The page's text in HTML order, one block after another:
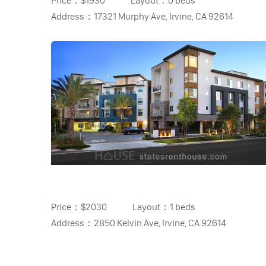
Address： 17321 Murphy Ave, Irvine, CA 92614
Price： $2030 Layout： 1 beds
Address： 2850 Kelvin Ave, Irvine, CA 92614